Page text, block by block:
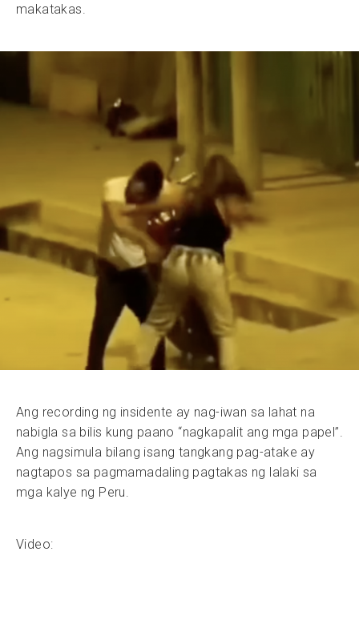
makatakas.
Ang recording ng insidente ay nag-iwan sa lahat na
nabigla sa bilis kung paano “nagkapalit ang mga papel”.
Ang nagsimula bilang isang tangkang pag-atake ay
nagtapos sa pagmamadaling pagtakas ng lalaki sa
mga kalye ng Peru.
Video: